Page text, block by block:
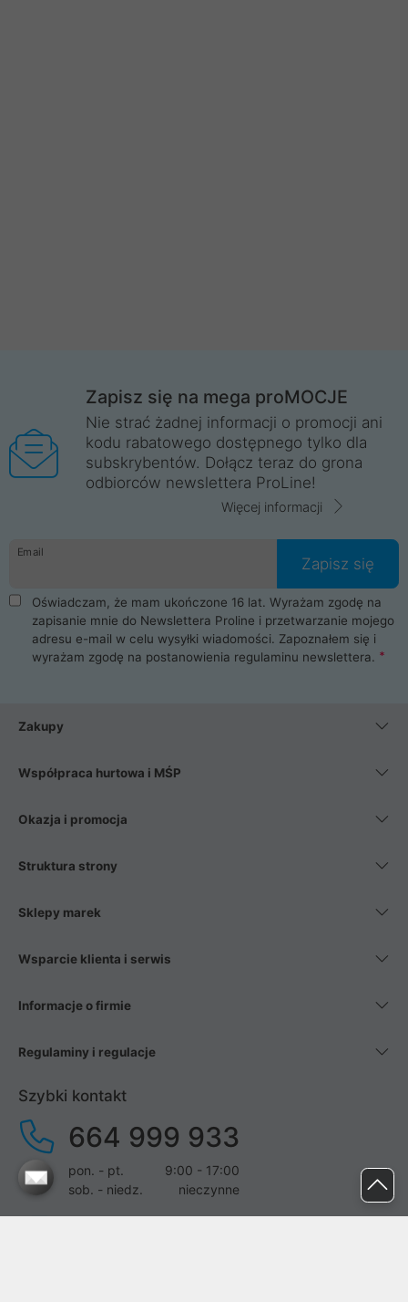
Zapisz się na mega proMOCJE
Nie strać żadnej informacji o promocji ani
kodu rabatowego dostępnego tylko dla
subskrybentów. Dołącz teraz do grona
odbiorców newslettera ProLine!
Więcej informacji
Email
Zapisz się
Oświadczam, że mam ukończone 16 lat. Wyrażam zgodę na
zapisanie mnie do Newslettera Proline i przetwarzanie mojego
adresu e-mail w celu wysyłki wiadomości. Zapoznałem się i
wyrażam zgodę na postanowienia regulaminu newslettera.
Zakupy
Współpraca hurtowa i MŚP
Okazja i promocja
Struktura strony
Sklepy marek
Wsparcie klienta i serwis
Informacje o firmie
Regulaminy i regulacje
Szybki kontakt
664 999 933
pon. - pt.
9:00 - 17:00
sob. - niedz.
nieczynne